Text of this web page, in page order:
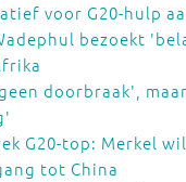
voor G20-hulp
bezoekt
doorbraak',
G20-top: Merkel
tot China